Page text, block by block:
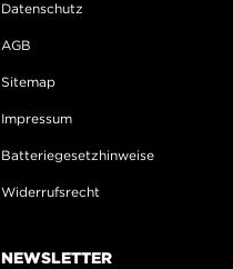
Datenschutz
AGB
Sitemap
Impressum
Batteriegesetzhinweise
Widerrufsrecht
NEWSLETTER